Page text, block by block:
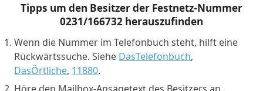
Tipps um den Besitzer der Festnetz-Nummer
0231/166732 herauszufinden
Wenn die Nummer im Telefonbuch steht, hilft eine
Rückwärtssuche. Siehe DasTelefonbuch,
DasÖrtliche, 11880.